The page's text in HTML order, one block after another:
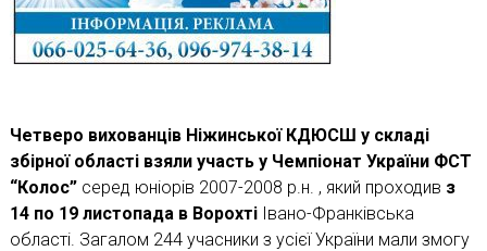
Четверо вихованців Ніжинської КДЮСШ у складі
збірної області взяли участь у Чемпіонат України ФСТ
“Колос”серед юніорів 2007-2008 р.н. , який проходив з
14 по 19 листопада в ВорохтіІвано-Франківська
області. Загалом 244 учасники з усієї України мали змогу